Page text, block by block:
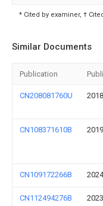
* Cited by examiner, †
Similar Documents
Publication
CN208081760U
CN108371610B
CN109172266B
CN112494276B